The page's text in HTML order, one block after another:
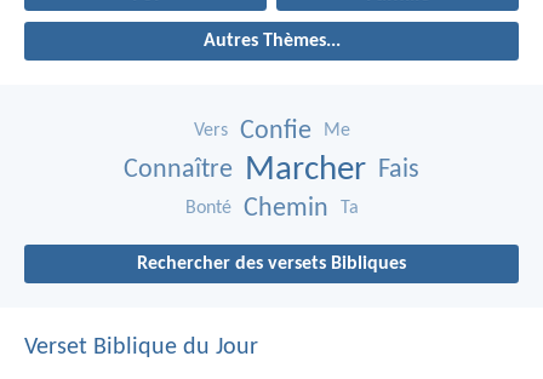
Autres Thèmes...
Vers Confie Me
Connaître Marcher Fais
Bonté Chemin Ta
Rechercher des versets Bibliques
Verset Biblique du Jour